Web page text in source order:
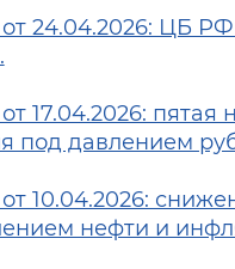
24.04.2026: ЦБ РФ
17.04.2026: пятая
под давлением
10.04.2026:
нефти и